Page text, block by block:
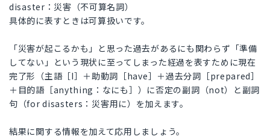
disaster：災害（不可算名詞）
具体的に表すときは可算扱いです。
「災害が起こるかも」と思った過去があるにも関わらず「準備
してない」という現状に至ってしまった経過を表すために現在
完了形（主語［I］＋助動詞［have］＋過去分詞［prepared］
＋目的語［anything：なにも］）に否定の副詞（not）と副詞
句（for disasters：災害用に）を加えます。
結果に関する情報を加えて応用しましょう。